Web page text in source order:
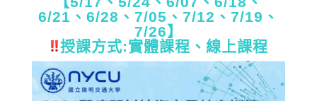
6/21、6/28、7/05、7/12、7/19、
7/26】
授課方式:實體課程、線上課程